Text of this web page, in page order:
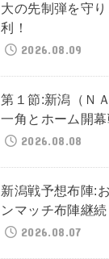
大の先制弾を守
利！
2026.08.09
第１節:新潟（Ｎ
一角とホーム開幕
2026.08.08
新潟戦予想布陣:
ンマッチ布陣継続
2026.08.07